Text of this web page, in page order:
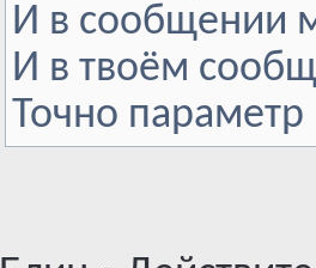
И в сообщении
И в твоём
Точно параметр